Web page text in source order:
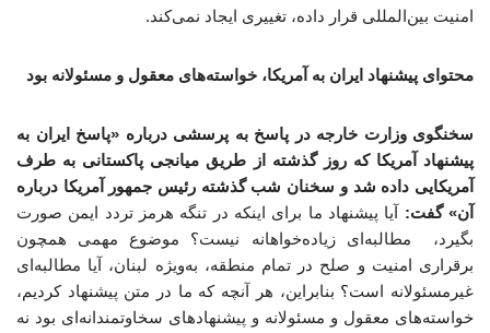
امنیت بین‌المللی قرار داده، تغییری ایجاد نمی‌کند.
محتوای پیشنهاد ایران به آمریکا، خواسته‌های معقول و مسئولانه بود
سخنگوی وزارت خارجه در پاسخ به پرسشی درباره «پاسخ ایران به
پیشنهاد آمریکا که روز گذشته از طریق میانجی پاکستانی به طرف
آمریکایی داده شد و سخنان شب گذشته رئیس جمهور آمریکا درباره
آن» گفت: آیا پیشنهاد ما برای اینکه در تنگه هرمز تردد ایمن صورت
بگیرد، مطالبه‌ای زیاده‌خواهانه نیست؟ موضوع مهمی همچون
برقراری امنیت و صلح در تمام منطقه، به‌ویژه لبنان، آیا مطالبه‌ای
غیرمسئولانه است؟ بنابراین، هر آنچه که ما در متن پیشنهاد کردیم،
خواسته‌های معقول و مسئولانه و پیشنهادهای سخاوتمندانه‌ای بود نه